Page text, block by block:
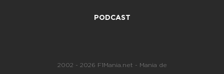
PODCAST
2002 - 2026 F1Mania.net - Mania de